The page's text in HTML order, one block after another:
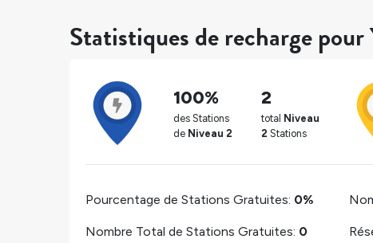
Statistiques de recharge pour
100%
des Stations
de Niveau 2
2
total Niveau
2 Stations
Pourcentage de Stations Gratuites: 0%
Nombre Total de Stations Gratuites: 0